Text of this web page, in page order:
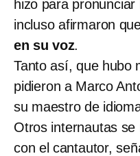
hizo para
incluso afirmaron
en su voz.
Tanto así, que hubo
pidieron a Marco
su maestro de
Otros internautas
con el cantautor,